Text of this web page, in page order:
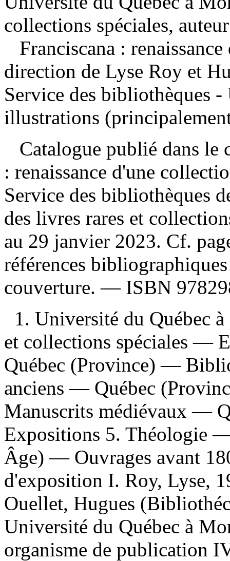
collections spéciales, auteur
Franciscana :
direction de Lyse Roy et
Service des bibliothèques
illustrations
Catalogue publié dans le
: renaissance d'une
Service des bibliothèques
des livres rares et
au 29 janvier 2023. Cf.
références
couverture. — ISBN
1. Université du Québec
et collections spéciales —
Québec (Province) —
anciens — Québec
Manuscrits médiévaux —
Expositions 5. Théologie
Âge) — Ouvrages avant
d'exposition I. Roy, Lyse,
Ouellet, Hugues
Université du Québec à
organisme de publication